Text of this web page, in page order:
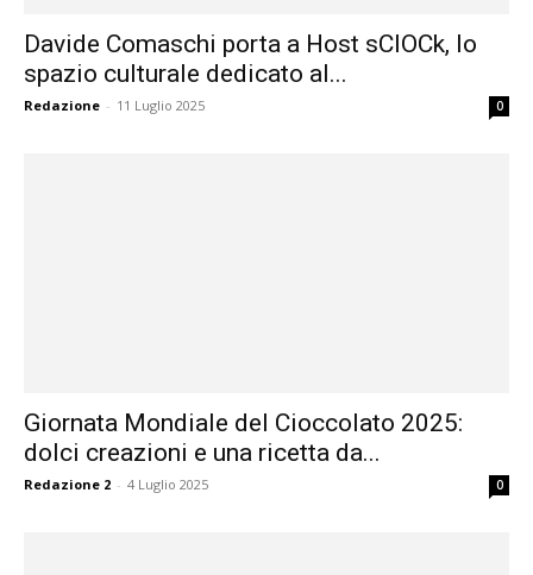
Davide Comaschi porta a Host sCIOCk, lo
spazio culturale dedicato al...
Redazione - 11 Luglio 2025 0
Giornata Mondiale del Cioccolato 2025:
dolci creazioni e una ricetta da...
Redazione 2 - 4 Luglio 2025 0